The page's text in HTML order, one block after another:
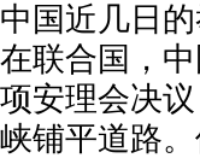
中国近几日
在联合国，
项安理会决
峡铺平道路